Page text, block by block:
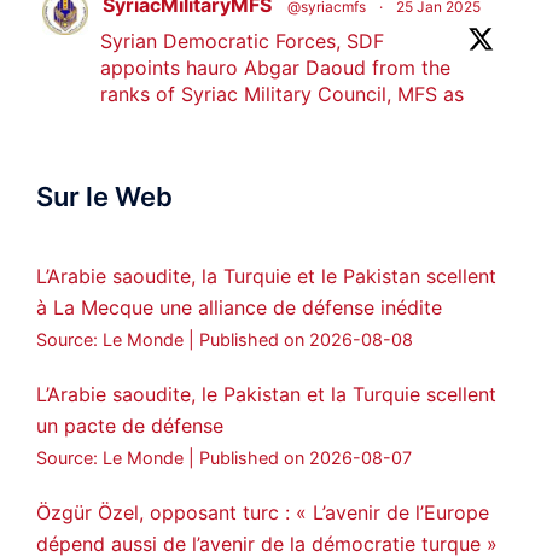
@syriacmfs · 25 Jan 2025
Syrian Democratic Forces, SDF
appoints hauro Abgar Daoud from the
ranks of Syriac Military Council, MFS as
ܟܫܝܪܘܬܐ ܒܘܠܝܬܐ ܚܘܪܐ ܐܒܓܪ
Amitiés kurdes de Bretagne a retweeté
MedyaNews @medyanews_ · 24 Jan 2025
statement on Abdullah Öcalan meeting
#AbdullahÖcalan #PeaceProcess
🔗https://medyanews.rs/h4lwBwQ
Sur le Web
L’Arabie saoudite, la Turquie et le Pakistan scellent
à La Mecque une alliance de défense inédite
Source: Le Monde Published on 2026-08-08
L’Arabie saoudite, le Pakistan et la Turquie scellent
un pacte de défense
Source: Le Monde Published on 2026-08-07
Özgür Özel, opposant turc : « L’avenir de l’Europe
dépend aussi de l’avenir de la démocratie turque »